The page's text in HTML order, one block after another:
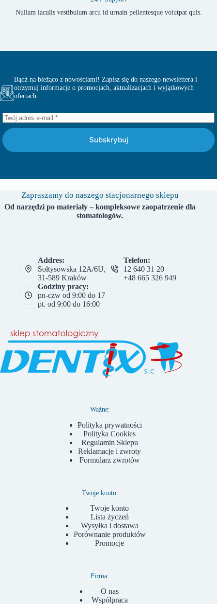
Nullam iaculis vestibulum arcu id urnain pellentesque volutpat quis.
Bądź na bieżąco z nowościami! Zapisz się do naszego newslettera i
otrzymuj informacje o promocjach, aktualizacjach i wyjątkowych
ofertach.
Subskrybuj
Zapraszamy do naszego stacjonarnego sklepu
Od narzędzi po materiały – kompleksowe zaopatrzenie dla
stomatologów.
Addres:
Sołtysowska 12A/6U,
31-589 Kraków
Telefon:
12 640 31 20
+48 665 326 949
Godziny pracy:
pn-czw od 9:00 do 17
pt. od 9:00 do 16:00
Ważne:
Polityka prywatności
Polityka Cookies
Regulamin Sklepu
Reklamacje i zwroty
Formularz zwrotów
Twoje konto:
Twoje konto
Lista życzeń
Wysyłka i dostawa
Porównanie produktów
Promocje
Firma:
O nas
Współpraca